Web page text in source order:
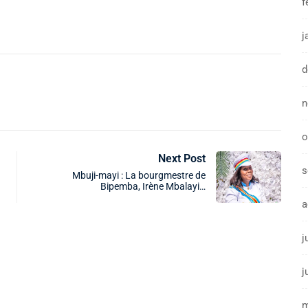
Next Post
Mbuji-mayi : La bourgmestre de
Bipemba, Irène Mbalayi…